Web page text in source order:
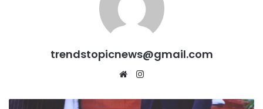
trendstopicnews@gmail.com
Website